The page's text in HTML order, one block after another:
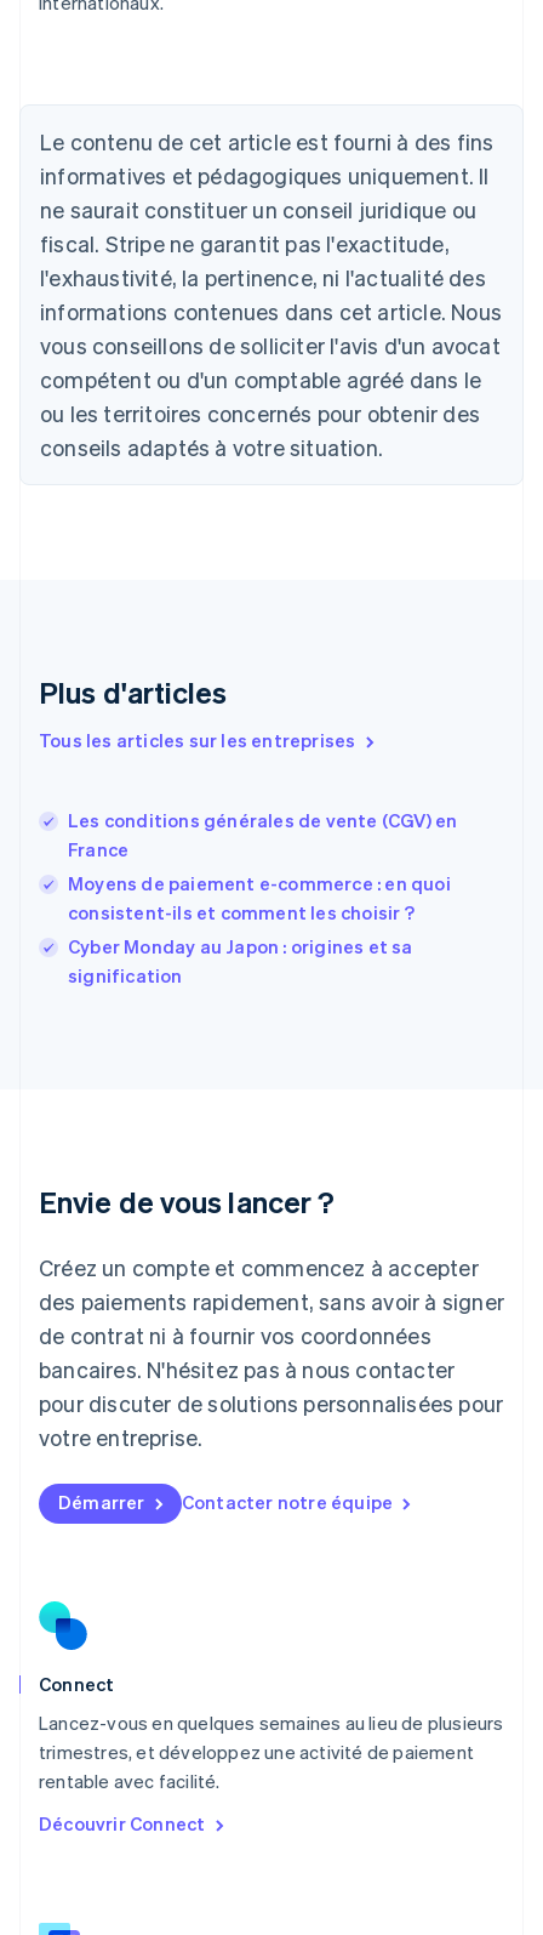
Le contenu de cet article est fourni à des fins
informatives et pédagogiques uniquement. Il
ne saurait constituer un conseil juridique ou
fiscal. Stripe ne garantit pas l'exactitude,
l'exhaustivité, la pertinence, ni l'actualité des
informations contenues dans cet article. Nous
vous conseillons de solliciter l'avis d'un avocat
compétent ou d'un comptable agréé dans le
ou les territoires concernés pour obtenir des
conseils adaptés à votre situation.
Plus d'articles
Tous les articles sur les entreprises
Les conditions générales de vente (CGV) en
France
Moyens de paiement e-commerce : en quoi
consistent-ils et comment les choisir ?
Cyber Monday au Japon : origines et sa
signification
Envie de vous lancer ?
Créez un compte et commencez à accepter
des paiements rapidement, sans avoir à signer
de contrat ni à fournir vos coordonnées
bancaires. N'hésitez pas à nous contacter
pour discuter de solutions personnalisées pour
votre entreprise.
Démarrer Contacter notre équipe
Connect
Lancez-vous en quelques semaines au lieu de plusieurs
trimestres, et développez une activité de paiement
rentable avec facilité.
Découvrir Connect
DeutschEnglish
Australie
English
Autriche
DeutschEnglish
NederlandsFrançaisDeutschEnglish
Brésil
Português
Bulgarie
English
Canada
Chine continentale
简体中文English
Español English
English
Finlande
EnglishSvenska
FrançaisEnglish
Gibraltar
English
Grèce
English
Japon
Lettonie
English
Liechtenstein
DeutschEnglish
Lituanie
Luxembourg
FrançaisDeutschEnglish
English简体中文
Malte
English
Nouvelle-Zélande
English
NederlandsEnglish
Pologne
English
PortuguêsEnglish